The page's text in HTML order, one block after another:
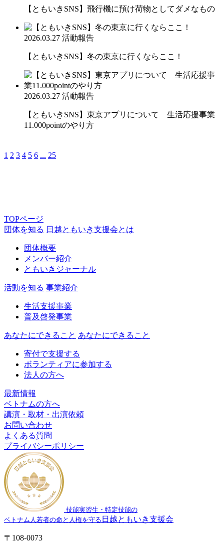
【ともいきSNS】飛行機に預け荷物としてダメなもの
2026.03.27 活動報告
【ともいきSNS】冬の東京に行くならここ！
2026.03.27 活動報告
【ともいきSNS】東京アプリについて 生活応援事業
11.000pointのやり方
1 2 3 4 5 6 ... 25
TOPページ
団体を知る 日越ともいき支援会とは
団体概要
メンバー紹介
ともいきジャーナル
活動を知る 事業紹介
生活支援事業
普及啓発事業
あなたにできること あなたにできること
寄付で支援する
ボランティアに参加する
法人の方へ
最新情報
ベトナムの方へ
講演・取材・出演依頼
お問い合わせ
よくある質問
プライバシーポリシー
技能実習生・特定技能の
ベトナム人若者の命と人権を守る 日越ともいき支援会
〒108-0073